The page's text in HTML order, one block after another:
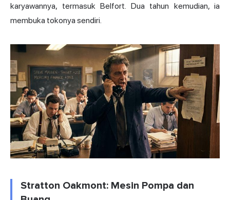
karyawannya, termasuk Belfort. Dua tahun kemudian, ia
membuka tokonya sendiri.
Stratton Oakmont: Mesin Pompa dan